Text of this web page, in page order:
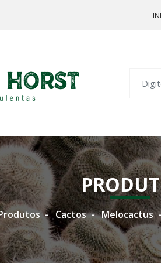
Cactos Melocactus